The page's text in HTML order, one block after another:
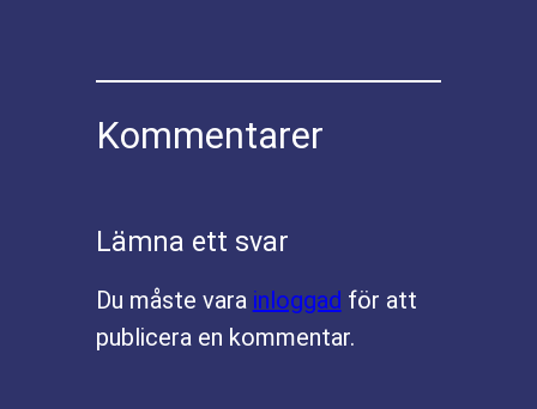
Kommentarer
Lämna ett svar
Du måste vara inloggad för att
publicera en kommentar.